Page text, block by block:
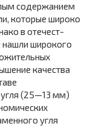
содержанием
которые широ­ко
в отечест­
нашли широкого
качества
угля (25—13 мм)
угля